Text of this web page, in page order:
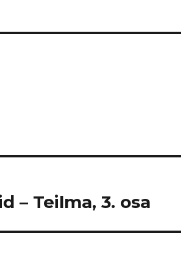
– Teilma, 3. osa